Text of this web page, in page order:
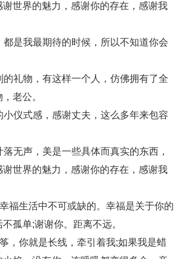
婚姻修复 孕早期 感情挽回
月子
恋
情感语录 情商 两性健康
其他
世界的魅力，感谢你的存在，感谢我
是我最期待的时候，所以不知道你会
礼物，有这样一个人，仿佛拥有了全
老公。
仪式感，感谢丈夫，这么多年来包容
声，美是一些具体而真实的东西，
世界的魅力，感谢你的存在，感谢我
生活中不可或缺的。幸福是关于你的
孤单;谢谢你。距离不远。
你就是长线，牵引着我;如果我是蜡